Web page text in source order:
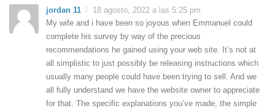
jordan 11
18 agosto, 2022 a las 5:25 pm
My wife and i have been so joyous when Emmanuel could
complete his survey by way of the precious
recommendations he gained using your web site. It’s not at
all simplistic to just possibly be releasing instructions which
usually many people could have been trying to sell. And we
all fully understand we have the website owner to appreciate
for that. The specific explanations you’ve made, the simple